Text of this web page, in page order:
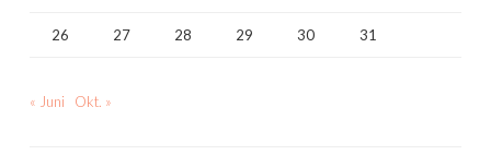
26 27 28 29 30 31
« Juni Okt. »